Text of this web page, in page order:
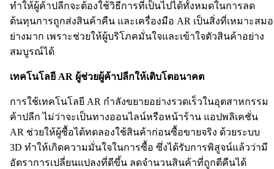
ทำให้ผู้ค้าปลีกจะต้องใช้วิธีการที่เป็นไปได้ทั้งหมดในการลด
ต้นทุนการถูกส่งสินค้าคืน และเครื่องมือ AR เป็นสิ่งที่เหมาะสมอ
ย่างมาก เพราะช่วยให้ผู้บริโภคมั่นใจและเข้าใจตัวสินค้าอย่าง
สมบูรณ์ได้
เทคโนโลยี AR ผู้ช่วยผู้ค้าปลีกให้เติบโตอนาคต
การใช้เทคโนโลยี AR กำลังขยายอย่างรวดเร็วในอุตสาหกรรม
ค้าปลีก ไม่ว่าจะเป็นทางออนไลน์หรือหน้าร้าน แอปพลิเคชั่น
AR ช่วยให้ผู้ซื้อได้ทดลองใช้สินค้าก่อนซื้อขายจริง ด้วยระบบ
3D ทำให้เกิดความมั่นใจในการซื้อ ซึ่งได้รับการพิสูจน์แล้วว่ามี
อัตราการเปลี่ยนแปลงที่ดีขึ้น ลดจำนวนสินค้าที่ถูกตีคืนได้